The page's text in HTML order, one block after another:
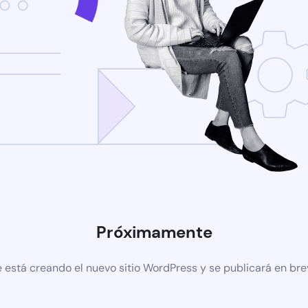
Próximamente
está creando el nuevo sitio WordPress y se publicará en